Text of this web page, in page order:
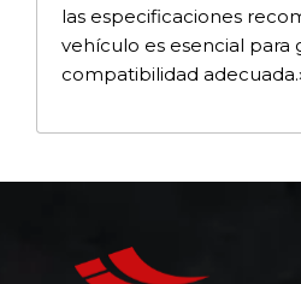
las especificaciones
vehículo es esencial para
compatibilidad